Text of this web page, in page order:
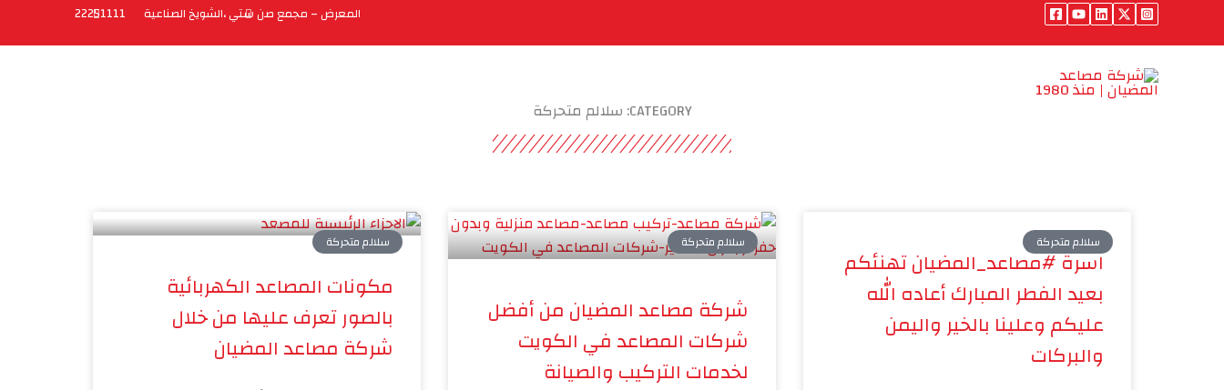
المعرض – مجمع صن ستي ،الشويخ الصناعية 22251111
CATEGORY: سلالم متحركة
سلالم متحركة
اسرة #مصاعد_المضيان تهنئكم
بعيد الفطر المبارك أعاده الله
عليكم وعلينا بالخير واليمن
والبركات
سلالم متحركة
شركة مصاعد المضيان من أفضل
شركات المصاعد في الكويت
لخدمات التركيب والصيانة
سلالم متحركة
مكونات المصاعد الكهربائية
بالصور تعرف عليها من خلال
شركة مصاعد المضيان